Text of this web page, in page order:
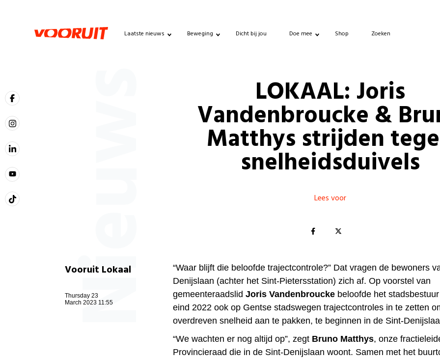
Laatste nieuws Beweging Dicht bij jou Doe mee Shop Zoeken
Nieuws LOKAAL: Joris
Vandenbroucke &
Matthys strijden
snelheidsduivels
Lees voor
Vooruit Lokaal
Thursday 23
March 2023 11:55
“Waar blijft die beloofde trajectcontrole?” Dat vragen de bewoners
Denijslaan (achter het Sint-Pietersstation) zich af. Op voorstel van
gemeenteraadslid Joris Vandenbrouckebeloofde het
eind 2022 ook op Gentse stadswegen trajectcontroles in te zetten
overdreven snelheid aan te pakken, te beginnen in de Sint-
“We wachten er nog altijd op”, zegt Bruno Matthys, onze
Provincieraad die in de Sint-Denijslaan woont. Samen met het